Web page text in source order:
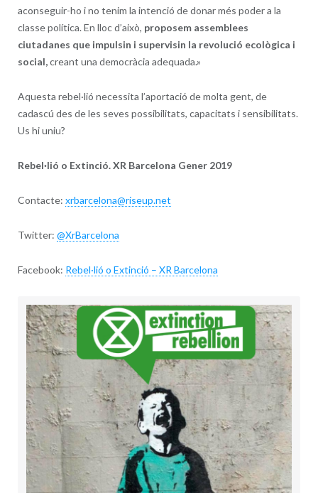
aconseguir-ho i no tenim la intenció de donar més poder a la
classe política. En lloc d’això, proposem assemblees
ciutadanes que impulsin i supervisin la revolució ecològica i
social,creant una democràcia adequada.»
Aquesta rebel·lió necessita l’aportació de molta gent, de
cadascú des de les seves possibilitats, capacitats i sensibilitats.
Us hi uniu?
Rebel·lió o Extinció. XR Barcelona Gener 2019
Contacte: xrbarcelona@riseup.net
Twitter: @XrBarcelona
Facebook: Rebel·lió o Extinció – XR Barcelona